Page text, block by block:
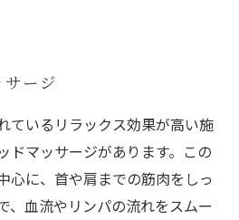
ージ
ているリラックス効果が高い施
ドマッサージがあります。この
心に、首や肩までの筋肉をしっ
、血流やリンパの流れをスムー